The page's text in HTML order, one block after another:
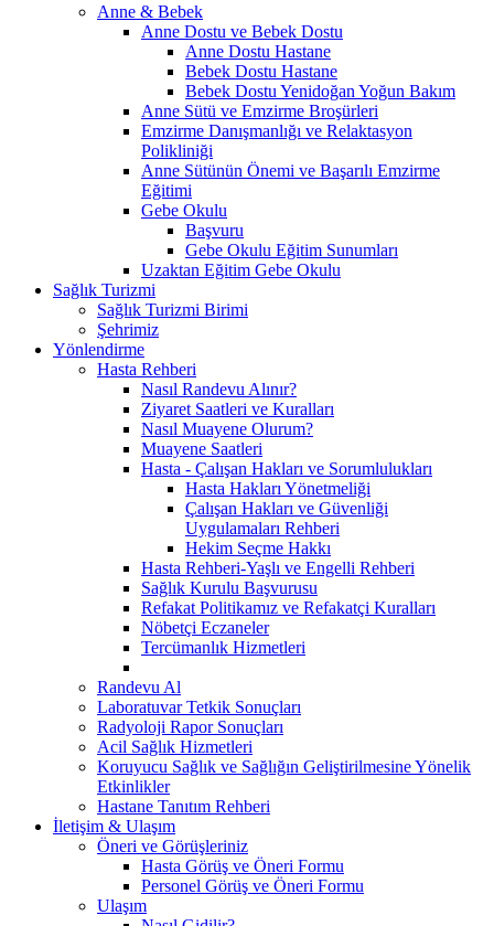
Anne & Bebek
Anne Dostu ve Bebek Dostu
Anne Dostu Hastane
Bebek Dostu Hastane
Bebek Dostu Yenidoğan Yoğun Bakım
Anne Sütü ve Emzirme Broşürleri
Emzirme Danışmanlığı ve Relaktasyon
Polikliniği
Anne Sütünün Önemi ve Başarılı Emzirme
Eğitimi
Gebe Okulu
Başvuru
Gebe Okulu Eğitim Sunumları
Uzaktan Eğitim Gebe Okulu
Sağlık Turizmi
Sağlık Turizmi Birimi
Şehrimiz
Yönlendirme
Hasta Rehberi
Nasıl Randevu Alınır?
Ziyaret Saatleri ve Kuralları
Nasıl Muayene Olurum?
Muayene Saatleri
Hasta - Çalışan Hakları ve Sorumlulukları
Hasta Hakları Yönetmeliği
Çalışan Hakları ve Güvenliği
Uygulamaları Rehberi
Hekim Seçme Hakkı
Hasta Rehberi-Yaşlı ve Engelli Rehberi
Sağlık Kurulu Başvurusu
Refakat Politikamız ve Refakatçi Kuralları
Nöbetçi Eczaneler
Tercümanlık Hizmetleri
Randevu Al
Laboratuvar Tetkik Sonuçları
Radyoloji Rapor Sonuçları
Acil Sağlık Hizmetleri
Koruyucu Sağlık ve Sağlığın Geliştirilmesine Yönelik
Etkinlikler
Hastane Tanıtım Rehberi
İletişim & Ulaşım
Öneri ve Görüşleriniz
Hasta Görüş ve Öneri Formu
Personel Görüş ve Öneri Formu
Ulaşım